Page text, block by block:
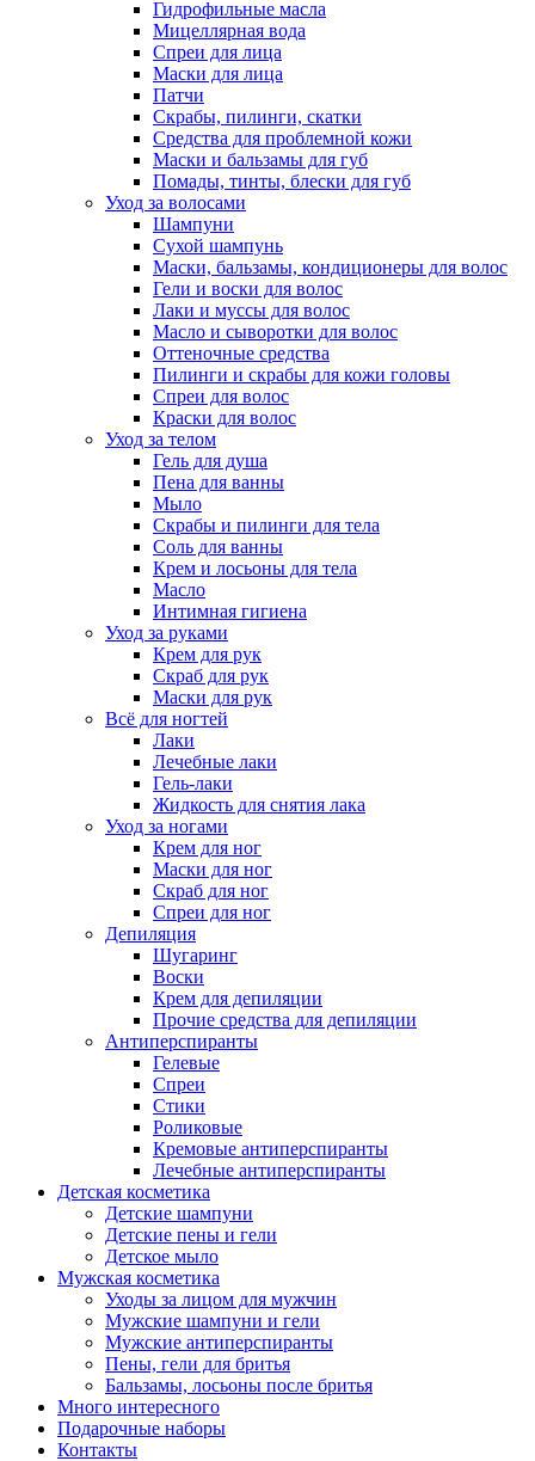
Гидрофильные масла
Мицеллярная вода
Спреи для лица
Маски для лица
Патчи
Скрабы, пилинги, скатки
Средства для проблемной кожи
Маски и бальзамы для губ
Помады, тинты, блески для губ
Уход за волосами
Шампуни
Сухой шампунь
Маски, бальзамы, кондиционеры для волос
Гели и воски для волос
Лаки и муссы для волос
Масло и сыворотки для волос
Оттеночные средства
Пилинги и скрабы для кожи головы
Спреи для волос
Краски для волос
Уход за телом
Гель для душа
Пена для ванны
Мыло
Скрабы и пилинги для тела
Соль для ванны
Крем и лосьоны для тела
Масло
Интимная гигиена
Уход за руками
Крем для рук
Скраб для рук
Маски для рук
Всё для ногтей
Лаки
Лечебные лаки
Гель-лаки
Жидкость для снятия лака
Уход за ногами
Крем для ног
Маски для ног
Скраб для ног
Спреи для ног
Депиляция
Шугаринг
Воски
Крем для депиляции
Прочие средства для депиляции
Антиперспиранты
Гелевые
Спреи
Стики
Роликовые
Кремовые антиперспиранты
Лечебные антиперспиранты
Детская косметика
Детские шампуни
Детские пены и гели
Детское мыло
Мужская косметика
Уходы за лицом для мужчин
Мужские шампуни и гели
Мужские антиперспиранты
Пены, гели для бритья
Бальзамы, лосьоны после бритья
Много интересного
Подарочные наборы
Контакты